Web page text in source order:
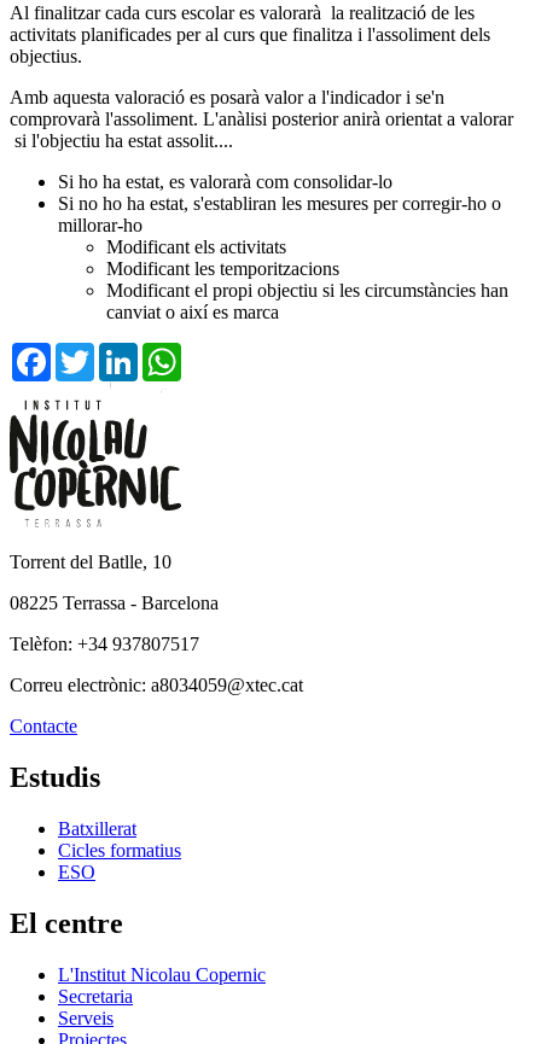
Al finalitzar cada curs escolar es valorarà la realització de les
activitats planificades per al curs que finalitza i l'assoliment dels
objectius.
Amb aquesta valoració es posarà valor a l'indicador i se'n
comprovarà l'assoliment. L'anàlisi posterior anirà orientat a valorar
si l'objectiu ha estat assolit....
Si ho ha estat, es valorarà com consolidar-lo
Si no ho ha estat, s'establiran les mesures per corregir-ho o
millorar-ho
Modificant els activitats
Modificant les temporitzacions
Modificant el propi objectiu si les circumstàncies han
canviat o així es marca
FacebookTwitterLinkedIn
Torrent del Batlle, 10
08225 Terrassa - Barcelona
Telèfon: +34 937807517
Correu electrònic: a8034059@xtec.cat
Contacte
Estudis
Batxillerat
Cicles formatius
ESO
El centre
L'Institut Nicolau Copernic
Secretaria
Serveis
Projectes